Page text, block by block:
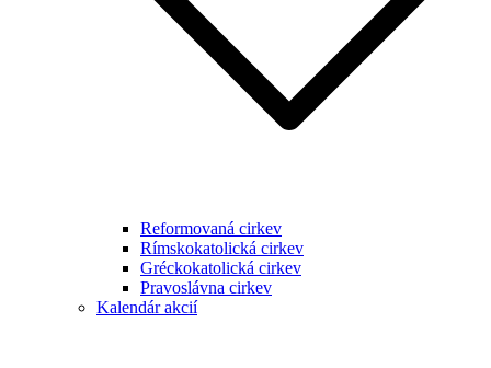
Reformovaná cirkev
Rímskokatolická cirkev
Gréckokatolická cirkev
Pravoslávna cirkev
Kalendár akcií